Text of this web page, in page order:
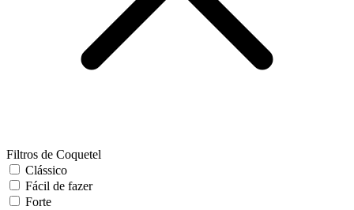
Filtros de Coquetel
Clássico
Fácil de fazer
Forte